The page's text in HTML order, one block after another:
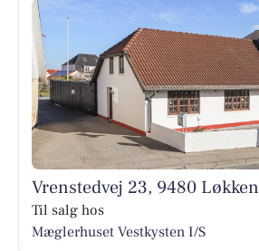
Vrenstedvej 23, 9480 Løkken
Til salg hos
Mæglerhuset Vestkysten I/S